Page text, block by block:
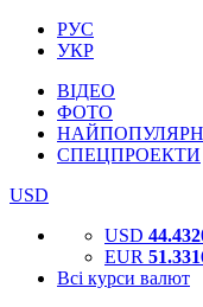
РУС
УКР
ВІДЕО
ФОТО
СПЕЦПРОЕКТИ
USD
USD
EUR
Всі курси валют